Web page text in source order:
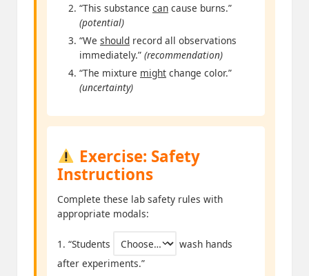
“This substance can cause burns.”
(potential)
“We should record all observations
immediately.” (recommendation)
“The mixture might change color.”
(uncertainty)
Exercise: Safety
Instructions
Complete these lab safety rules with
appropriate modals:
1. “Students
wash hands
after experiments.”